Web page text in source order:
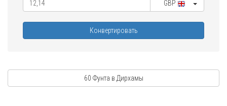
GBP
Конвертировать
60 Фунта в Дирхамы